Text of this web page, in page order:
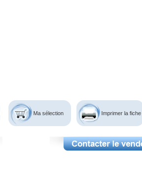
Ma sélection Imprimer la fiche